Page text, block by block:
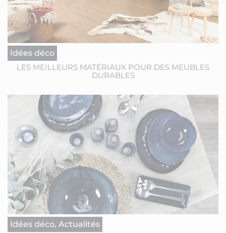
Idées déco
LES MEILLEURS MATÉRIAUX POUR DES MEUBLES
DURABLES
Idées déco, Actualités